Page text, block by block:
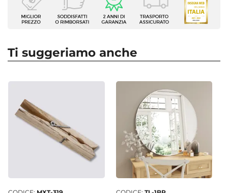
Utilizzo
Biancheria
Dimensioni
Polipropilene
Ti suggeriamo anche